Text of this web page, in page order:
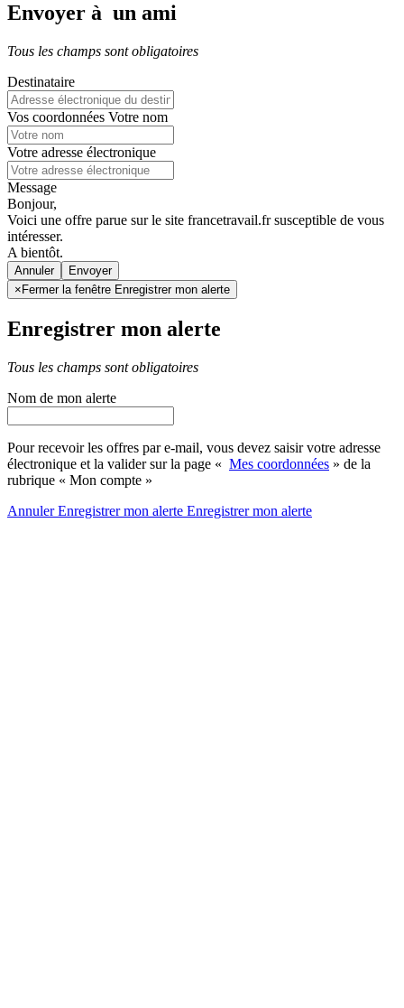
Envoyer à un ami
Tous les champs sont obligatoires
Destinataire
Vos coordonnées Votre nom
Votre adresse électronique
Message
Bonjour,
Voici une offre parue sur le site francetravail.fr susceptible de vous
intéresser.
A bientôt.
Annuler
× Fermer la fenêtre Enregistrer mon alerte
Enregistrer mon alerte
Tous les champs sont obligatoires
Nom de mon alerte
Pour recevoir les offres par e-mail, vous devez saisir votre adresse
électronique et la valider sur la page « Mes coordonnées » de la
rubrique « Mon compte »
AnnulerEnregistrer mon alerte Enregistrermon alerte